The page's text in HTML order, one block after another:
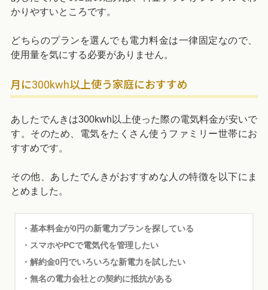
かりやすいところです。
どちらのプランを選んでも電力料金は一律固定なので、
使用量を気にする必要がありません。
月に300kwh以上使う家庭におすすめ
あしたでんきは300kwh以上使った際の電気料金が安いで
す。そのため、電気をたくさん使うファミリー世帯にお
すすめです。
その他、あしたでんきがおすすめな人の特徴を以下にま
とめました。
・基本料金が0円の新電力プランを探している
・スマホやPCで電気代を管理したい
・解約金0円でいろいろな新電力を試したい
・無名の電力会社との契約に抵抗がある